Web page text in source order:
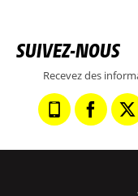
SUIVEZ-NOUS
Recevez des